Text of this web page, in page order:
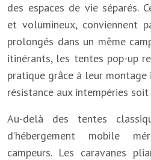
des espaces de vie séparés.
et volumineux, conviennent
prolongés dans un même
itinérants, les tentes pop-up
pratique grâce à leur
résistance aux intempéries
Au-delà des tentes
d’hébergement mobile
campeurs. Les caravanes